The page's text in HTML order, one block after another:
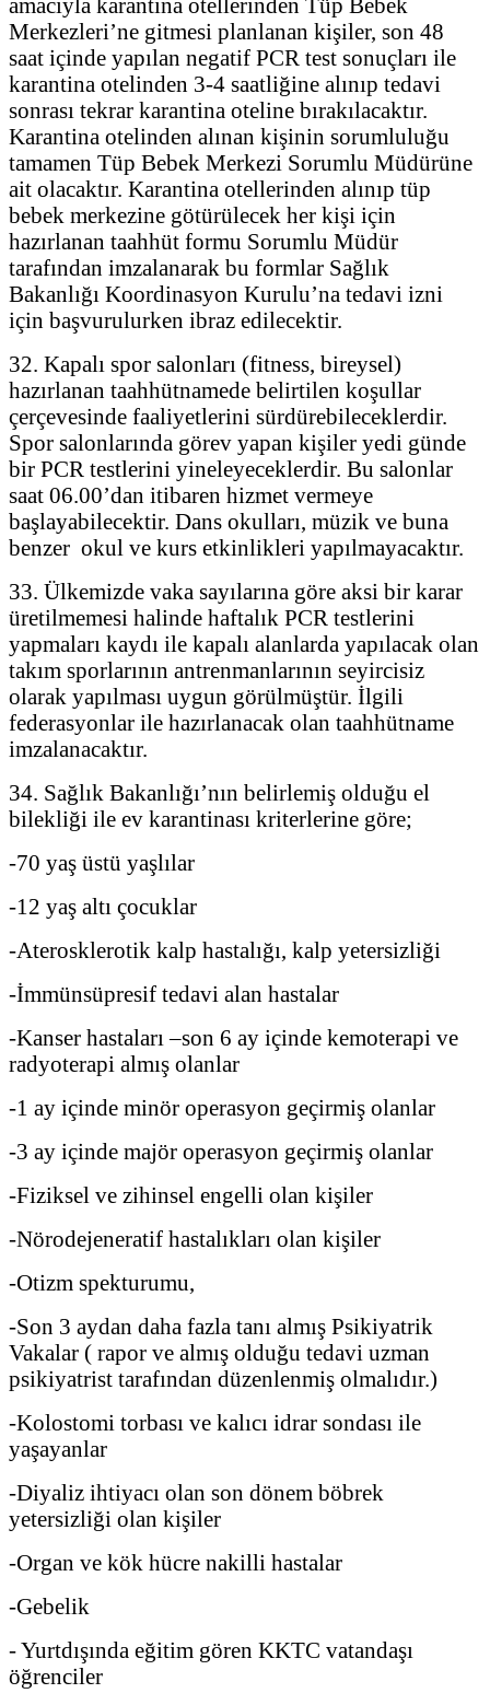
Merkezleri’ne gitmesi planlanan kişiler, son 48
saat içinde yapılan negatif PCR test sonuçları ile
karantina otelinden 3-4 saatliğine alınıp tedavi
sonrası tekrar karantina oteline bırakılacaktır.
Karantina otelinden alınan kişinin sorumluluğu
tamamen Tüp Bebek Merkezi Sorumlu Müdürüne
ait olacaktır. Karantina otellerinden alınıp tüp
bebek merkezine götürülecek her kişi için
hazırlanan taahhüt formu Sorumlu Müdür
tarafından imzalanarak bu formlar Sağlık
Bakanlığı Koordinasyon Kurulu’na tedavi izni
için başvurulurken ibraz edilecektir.
32. Kapalı spor salonları (fitness, bireysel)
hazırlanan taahhütnamede belirtilen koşullar
çerçevesinde faaliyetlerini sürdürebileceklerdir.
Spor salonlarında görev yapan kişiler yedi günde
bir PCR testlerini yineleyeceklerdir. Bu salonlar
saat 06.00’dan itibaren hizmet vermeye
başlayabilecektir. Dans okulları, müzik ve buna
benzer okul ve kurs etkinlikleri yapılmayacaktır.
33. Ülkemizde vaka sayılarına göre aksi bir karar
üretilmemesi halinde haftalık PCR testlerini
yapmaları kaydı ile kapalı alanlarda yapılacak olan
takım sporlarının antrenmanlarının seyircisiz
olarak yapılması uygun görülmüştür. İlgili
federasyonlar ile hazırlanacak olan taahhütname
imzalanacaktır.
34. Sağlık Bakanlığı’nın belirlemiş olduğu el
bilekliği ile ev karantinası kriterlerine göre;
-70 yaş üstü yaşlılar
-12 yaş altı çocuklar
-Aterosklerotik kalp hastalığı, kalp yetersizliği
-İmmünsüpresif tedavi alan hastalar
-Kanser hastaları –son 6 ay içinde kemoterapi ve
radyoterapi almış olanlar
-1 ay içinde minör operasyon geçirmiş olanlar
-3 ay içinde majör operasyon geçirmiş olanlar
-Fiziksel ve zihinsel engelli olan kişiler
-Nörodejeneratif hastalıkları olan kişiler
-Otizm spekturumu,
-Son 3 aydan daha fazla tanı almış Psikiyatrik
Vakalar ( rapor ve almış olduğu tedavi uzman
psikiyatrist tarafından düzenlenmiş olmalıdır.)
-Kolostomi torbası ve kalıcı idrar sondası ile
yaşayanlar
-Diyaliz ihtiyacı olan son dönem böbrek
yetersizliği olan kişiler
-Organ ve kök hücre nakilli hastalar
-Gebelik
- Yurtdışında eğitim gören KKTC vatandaşı
öğrenciler